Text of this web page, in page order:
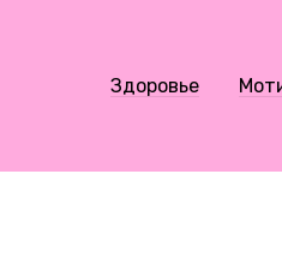
Здоровье